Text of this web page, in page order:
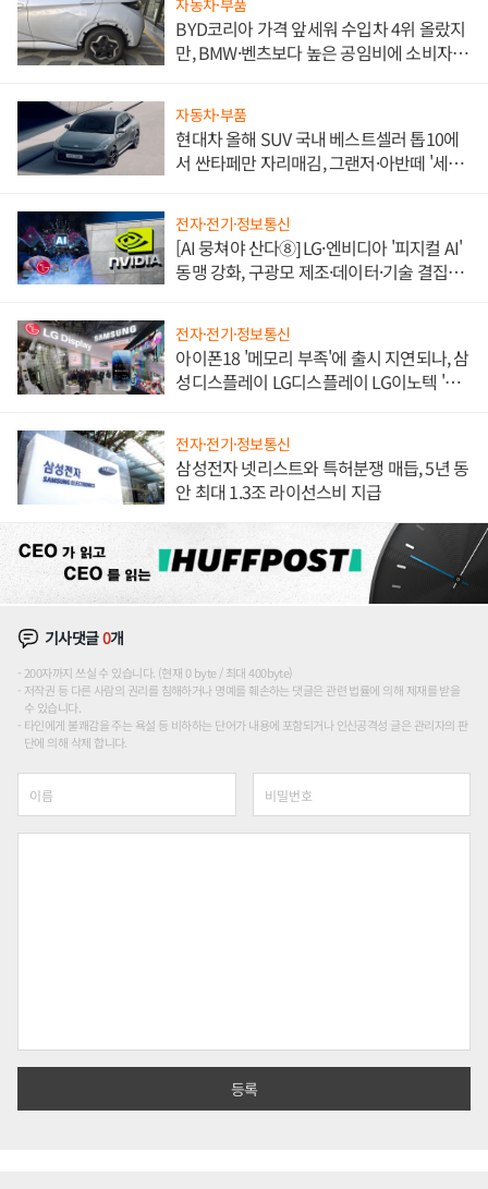
자동차·부품
BYD코리아 가격 앞세워 수입차 4위 올랐지
만, BMW·벤츠보다 높은 공임비에 소비자
자동차·부품
현대차 올해 SUV 국내 베스트셀러 톱10에
서 싼타페만 자리매김, 그랜저·아반떼 '세단
전자·전기·정보통신
[AI 뭉쳐야 산다⑧] LG·엔비디아 '피지컬 AI'
동맹 강화, 구광모 제조·데이터·기술 결집
전자·전기·정보통신
아이폰18 '메모리 부족'에 출시 지연되나, 삼
성디스플레이 LG디스플레이 LG이노텍 '탈
전자·전기·정보통신
삼성전자 넷리스트와 특허분쟁 매듭, 5년 동
안 최대 1.3조 라이선스비 지급
기사댓글0개
200자까지 쓰실 수 있습니다. (현재 0 byte / 최대 400byte)
저작권 등 다른 사람의 권리를 침해하거나 명예를 훼손하는 댓글은 관련 법률에 의해 제재를 받을
수 있습니다.
타인에게 불쾌감을 주는 욕설 등 비하하는 단어가 내용에 포함되거나 인신공격성 글은 관리자의 판
단에 의해 삭제 합니다.